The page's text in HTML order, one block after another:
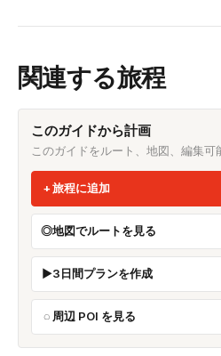
関連する旅程
このガイドから計画
このガイドをルート、地図、編集可
旅程に追加
地図でルートを見る
3日間プランを作成
周辺 POI を見る